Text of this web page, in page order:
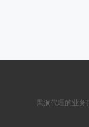
黑洞代理的业务